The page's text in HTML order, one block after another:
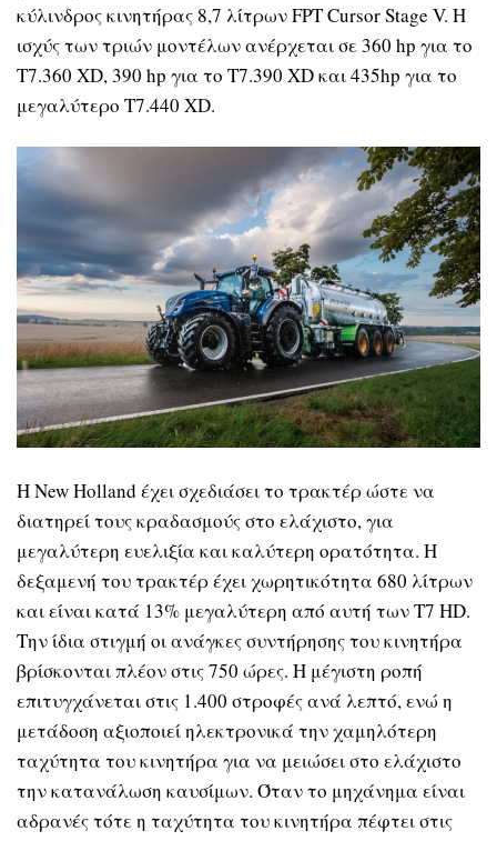
κύλινδρος κινητήρας 8,7 λίτρων FPT Cursor Stage V. Η
ισχύς των τριών μοντέλων ανέρχεται σε 360 hp για το
T7.360 XD, 390 hp για το T7.390 XD και 435hp για το
μεγαλύτερο T7.440 XD.
Η New Holland έχει σχεδιάσει το τρακτέρ ώστε να
διατηρεί τους κραδασμούς στο ελάχιστο, για
μεγαλύτερη ευελιξία και καλύτερη ορατότητα. Η
δεξαμενή του τρακτέρ έχει χωρητικότητα 680 λίτρων
και είναι κατά 13% μεγαλύτερη από αυτή των T7 HD.
Την ίδια στιγμή οι ανάγκες συντήρησης του κινητήρα
βρίσκονται πλέον στις 750 ώρες. Η μέγιστη ροπή
επιτυγχάνεται στις 1.400 στροφές ανά λεπτό, ενώ η
μετάδοση αξιοποιεί ηλεκτρονικά την χαμηλότερη
ταχύτητα του κινητήρα για να μειώσει στο ελάχιστο
την κατανάλωση καυσίμων. Όταν το μηχάνημα είναι
αδρανές τότε η ταχύτητα του κινητήρα πέφτει στις